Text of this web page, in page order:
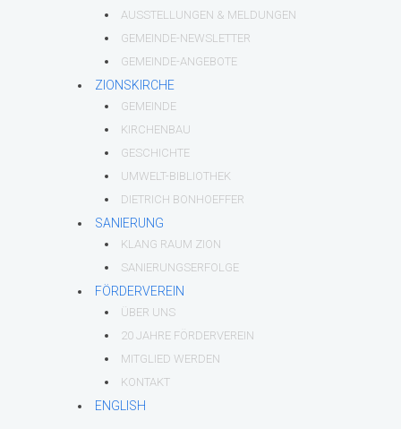
AUSSTELLUNGEN & MELDUNGEN
GEMEINDE-NEWSLETTER
GEMEINDE-ANGEBOTE
ZIONSKIRCHE
GEMEINDE
KIRCHENBAU
GESCHICHTE
UMWELT-BIBLIOTHEK
DIETRICH BONHOEFFER
SANIERUNG
KLANG RAUM ZION
SANIERUNGSERFOLGE
FÖRDERVEREIN
ÜBER UNS
20 JAHRE FÖRDERVEREIN
MITGLIED WERDEN
KONTAKT
ENGLISH